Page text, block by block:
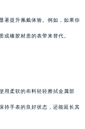
著提升佩戴体验。例如，如果你
或橡胶材质的表带来替代。
用柔软的布料轻轻擦拭金属部
持手表的良好状态，还能延长其